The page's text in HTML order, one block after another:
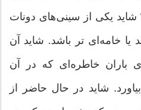
یکی از سینی‌های دونات
یا خامه‌ای تر باشد. شاید آن
باران خاطره‌ای که در آن
شاید در حال حاضر از